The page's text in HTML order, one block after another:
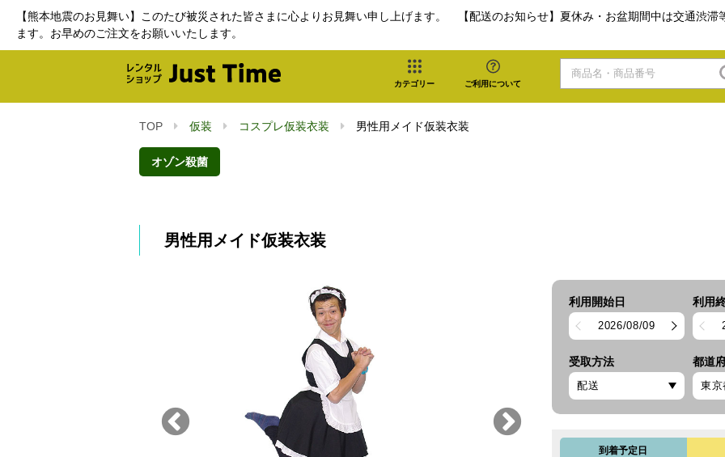
【熊本地震のお見舞い】このたび被災された皆さまに心よりお見舞い申し上げます。 【配送のお知らせ】夏休み・お盆期間中は交通渋
ます。お早めのご注文をお願いいたします。
カテゴリー ご利用について
TOP 仮装 コスプレ仮装衣装 男性用メイド仮装衣装
オゾン殺菌
男性用メイド仮装衣装
利用開始日
2026/08/09
利用
受取方法 都道
到着予定日